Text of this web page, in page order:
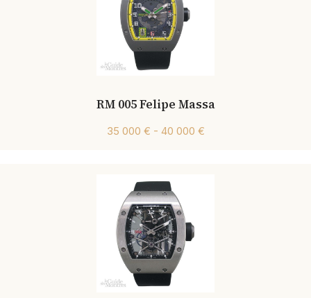
RM 005 Felipe Massa
35 000 € - 40 000 €